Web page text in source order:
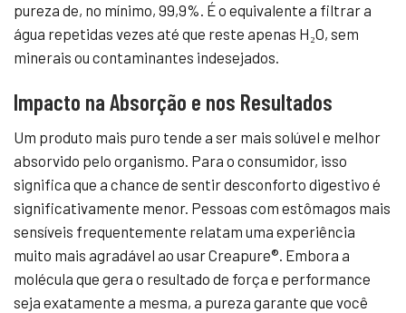
pureza de, no mínimo, 99,9%. É o equivalente a filtrar a
água repetidas vezes até que reste apenas H₂O, sem
minerais ou contaminantes indesejados.
Impacto na Absorção e nos Resultados
Um produto mais puro tende a ser mais solúvel e melhor
absorvido pelo organismo. Para o consumidor, isso
significa que a chance de sentir desconforto digestivo é
significativamente menor. Pessoas com estômagos mais
sensíveis frequentemente relatam uma experiência
muito mais agradável ao usar Creapure®. Embora a
molécula que gera o resultado de força e performance
seja exatamente a mesma, a pureza garante que você